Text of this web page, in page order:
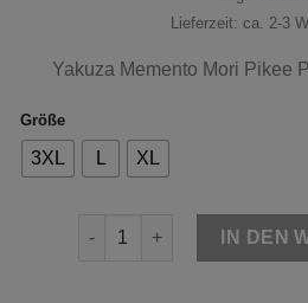
Lieferzeit: ca. 2-3
Yakuza Memento Mori Pikee
Größe
3XL L XL
Yakuza Memento Mori
IN DEN